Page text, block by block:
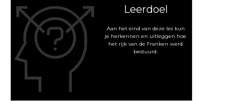
Leerdoel
Aan het eind van deze les kun
je herkennen en uitleggen hoe
het rijk van de Franken werd
bestuurd.